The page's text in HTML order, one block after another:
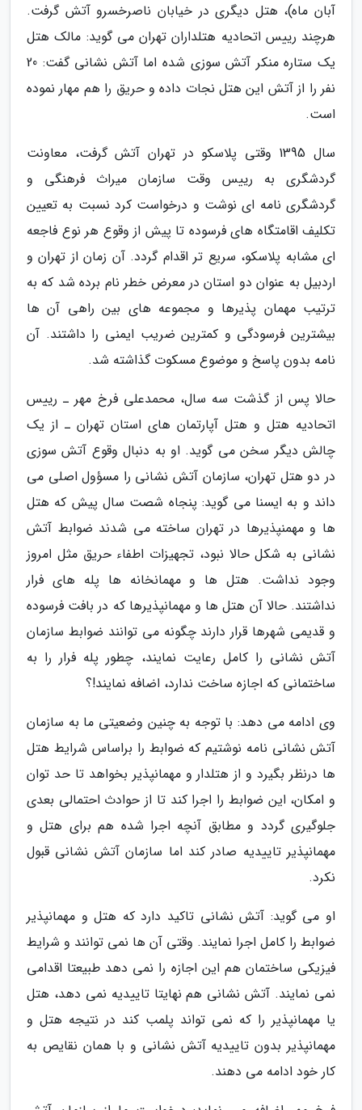
آبان ماه)، هتل دیگری در خیابان ناصرخسرو آتش گرفت.
هرچند رییس اتحادیه هتلداران تهران می گوید: مالک هتل
یک ستاره منکر آتش سوزی شده اما آتش نشانی گفت: 20
نفر را از آتش این هتل نجات داده و حریق را هم مهار نموده
است.
سال 1395 وقتی پلاسکو در تهران آتش گرفت، معاونت
گردشگری به رییس وقت سازمان میراث فرهنگی و
گردشگری نامه ای نوشت و درخواست کرد نسبت به تعیین
تکلیف اقامتگاه های فرسوده تا پیش از وقوع هر نوع فاجعه
ای مشابه پلاسکو، سریع تر اقدام گردد. آن زمان از تهران و
اردبیل به عنوان دو استان در معرض خطر نام برده شد که به
ترتیب مهمان پذیرها و مجموعه های بین راهی آن ها
بیشترین فرسودگی و کمترین ضریب ایمنی را داشتند. آن
نامه بدون پاسخ و موضوع مسکوت گذاشته شد.
حالا پس از گذشت سه سال، محمدعلی فرخ مهر ـ رییس
اتحادیه هتل و هتل آپارتمان های استان تهران ـ از یک
چالش دیگر سخن می گوید. او به دنبال وقوع آتش سوزی
در دو هتل تهران، سازمان آتش نشانی را مسؤول اصلی می
داند و به ایسنا می گوید: پنجاه شصت سال پیش که هتل
ها و مهمنپذیرها در تهران ساخته می شدند ضوابط آتش
نشانی به شکل حالا نبود، تجهیزات اطفاء حریق مثل امروز
وجود نداشت. هتل ها و مهمانخانه ها پله های فرار
نداشتند. حالا آن هتل ها و مهمانپذیرها که در بافت فرسوده
و قدیمی شهرها قرار دارند چگونه می توانند ضوابط سازمان
آتش نشانی را کامل رعایت نمایند، چطور پله فرار را به
ساختمانی که اجازه ساخت ندارد، اضافه نمایند!؟
وی ادامه می دهد: با توجه به چنین وضعیتی ما به سازمان
آتش نشانی نامه نوشتیم که ضوابط را براساس شرایط هتل
ها درنظر بگیرد و از هتلدار و مهمانپذیر بخواهد تا حد توان
و امکان، این ضوابط را اجرا کند تا از حوادث احتمالی بعدی
جلوگیری گردد و مطابق آنچه اجرا شده هم برای هتل و
مهمانپذیر تاییدیه صادر کند اما سازمان آتش نشانی قبول
نکرد.
او می گوید: آتش نشانی تاکید دارد که هتل و مهمانپذیر
ضوابط را کامل اجرا نمایند. وقتی آن ها نمی توانند و شرایط
فیزیکی ساختمان هم این اجازه را نمی دهد طبیعتا اقدامی
نمی نمایند. آتش نشانی هم نهایتا تاییدیه نمی دهد، هتل
یا مهمانپذیر را که نمی تواند پلمب کند در نتیجه هتل و
مهمانپذیر بدون تاییدیه آتش نشانی و با همان نقایص به
کار خود ادامه می دهند.